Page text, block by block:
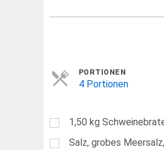
PORTIONEN
4 Portionen
1,50 kg
Salz, grobes